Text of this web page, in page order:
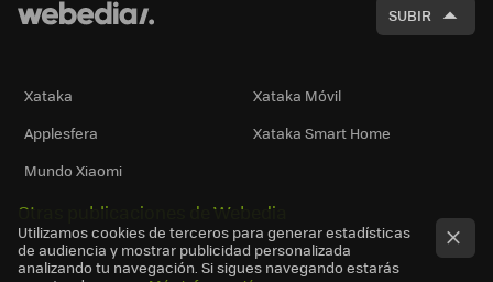
SUBIR
Xataka
Xataka Móvil
Applesfera
Xataka Smart Home
Mundo Xiaomi
Otras publicaciones de Webedia
Utilizamos cookies de terceros para generar estadísticas
de audiencia y mostrar publicidad personalizada
analizando tu navegación. Si sigues navegando estarás